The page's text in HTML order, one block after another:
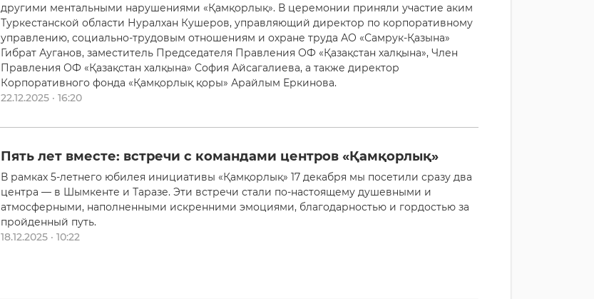
другими ментальными нарушениями «Қамқорлық». В церемонии приняли участие аким
Туркестанской области Нуралхан Кушеров, управляющий директор по корпоративному
управлению, социально-трудовым отношениям и охране труда АО «Самрук-Қазына»
Гибрат Ауганов, заместитель Председателя Правления ОФ «Қазақстан халқына», Член
Правления ОФ «Қазақстан халқына» София Айсагалиева, а также директор
Корпоративного фонда «Қамқорлық қоры» Арайлым Еркинова.
22.12.2025 · 16:20
Пять лет вместе: встречи с командами центров «Қамқорлық»
В рамках 5-летнего юбилея инициативы «Қамқорлық» 17 декабря мы посетили сразу два
центра — в Шымкенте и Таразе. Эти встречи стали по-настоящему душевными и
атмосферными, наполненными искренними эмоциями, благодарностью и гордостью за
пройденный путь.
18.12.2025 · 10:22